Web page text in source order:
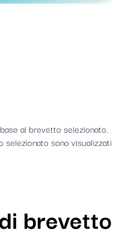
al brevetto selezionato.
sono visualizzati
brevetto